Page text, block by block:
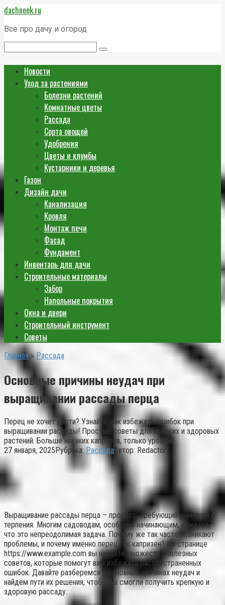
Перейти
к
контенту
dachneek.ru
Все про дачу и огород
Новости
Уход за растениями
Болезни растений
Комнатные цветы
Рассада
Сорта овощей
Удобрения
Цветы и клумбы
Кустарники и деревья
Газон
Дизайн дачи
Канализация
Кровля
Монтаж печи
Фасад
Фундамент
Инвентарь для дачи
Строительные материалы
Забор
Напольные покрытия
Окна и двери
Строительный инструмент
Советы
Главная » Рассада
Основные причины неудач при
выращивании рассады перца
Перец не хочет расти? Узнайте, как избежать ошибок при
выращивании рассады! Простые советы для крепких и здоровых
растений. Больше никаких капризов, только урожай!
27 января, 2025Рубрика: Рассада Автор: Redactor
Выращивание рассады перца – процесс, требующий внимания и
терпения. Многим садоводам, особенно начинающим, кажется,
что это непреодолимая задача. Почему же так часто возникают
проблемы, и почему именно перец так капризен? На странице
https://www.example.com вы найдете множество полезных
советов, которые помогут вам избежать распространенных
ошибок. Давайте разберемся в основных причинах неудач и
найдем пути их решения, чтобы вы смогли получить крепкую и
здоровую рассаду.